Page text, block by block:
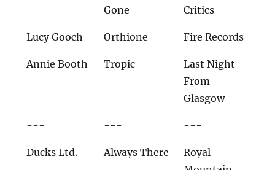
Gone
Critics
Lucy Gooch Orthione Fire Records
Annie Booth Tropic
Last Night
From
Glasgow
--- --- ---
Ducks Ltd. Always There
Royal